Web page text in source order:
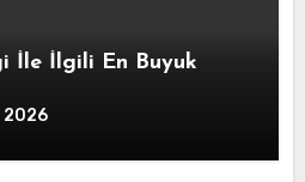
İle İlgili En Buyuk
2026